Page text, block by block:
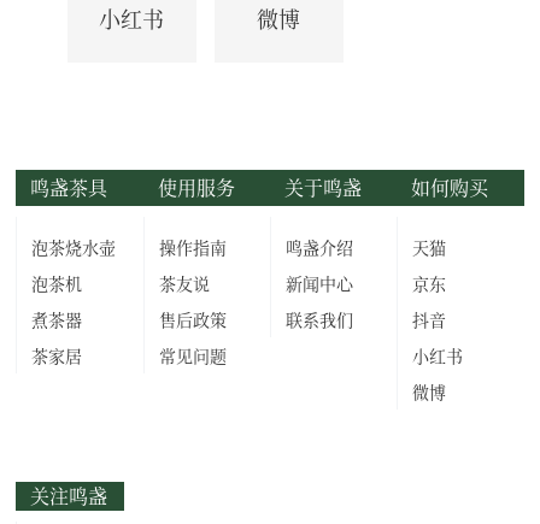
小红书 微博
鸣盏茶具
泡茶烧水壶
泡茶机
煮茶器
茶家居
使用服务
操作指南
茶友说
售后政策
常见问题
关于鸣盏
鸣盏介绍
新闻中心
联系我们
如何购买
天猫
京东
抖音
小红书
微博
关注鸣盏